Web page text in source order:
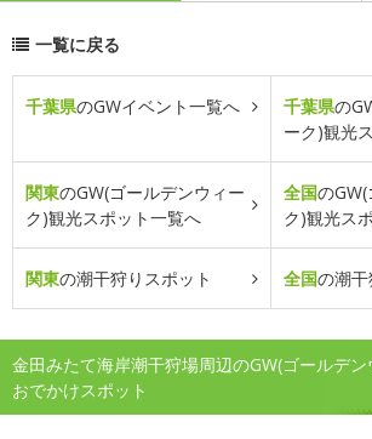
一覧に戻る
千葉県のGWイベント一覧へ 千葉県の
ーク)観光
関東のGW(ゴールデンウィー
ク)観光スポット一覧へ
全国の
ク)観光ス
関東の潮干狩りスポット 全国の潮干
金田みたて海岸潮干狩場周辺のGW(ゴールデン
おでかけスポット